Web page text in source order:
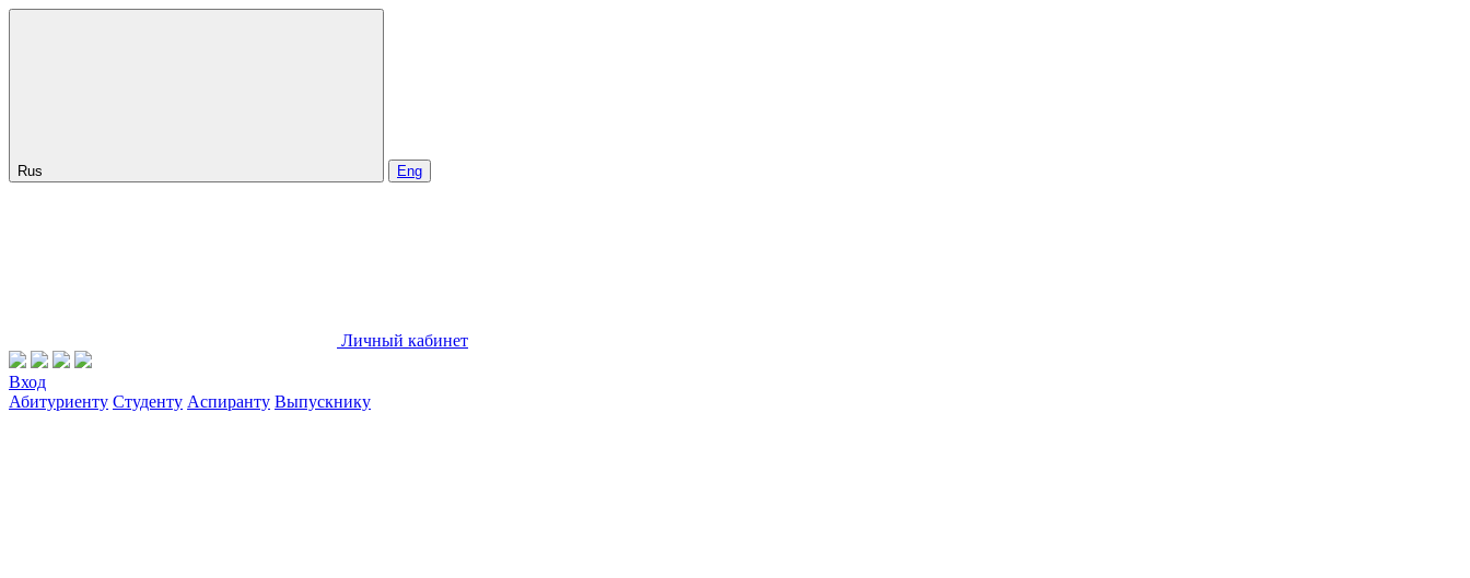
Rus Eng
Личный кабинет
Вход
Абитуриенту Студенту Аспиранту Выпускнику